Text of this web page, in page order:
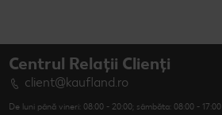
Centrul Relații Clienți
client@kaufland.ro
De luni până vineri: 08:00 - 20:00; sâmbăta: 08:00 - 17:00